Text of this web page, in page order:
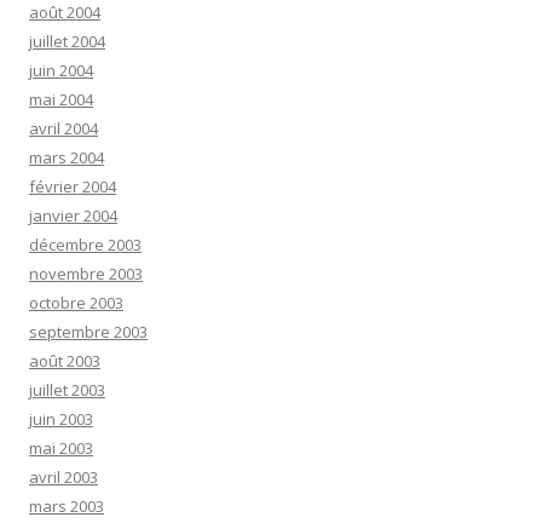
août 2004
juillet 2004
juin 2004
mai 2004
avril 2004
mars 2004
février 2004
janvier 2004
décembre 2003
novembre 2003
octobre 2003
septembre 2003
août 2003
juillet 2003
juin 2003
mai 2003
avril 2003
mars 2003